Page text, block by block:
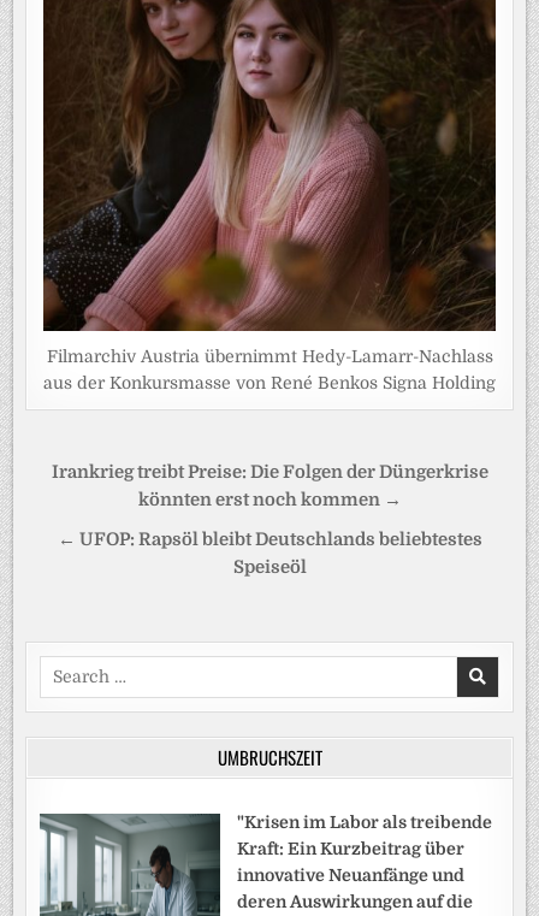
Filmarchiv Austria übernimmt Hedy-Lamarr-Nachlass
aus der Konkursmasse von René Benkos Signa Holding
Beitragsnavigation
Irankrieg treibt Preise: Die Folgen der Düngerkrise
könnten erst noch kommen →
← UFOP: Rapsöl bleibt Deutschlands beliebtestes
Speiseöl
Search
for:
UMBRUCHSZEIT
"Krisen im Labor als treibende
Kraft: Ein Kurzbeitrag über
innovative Neuanfänge und
deren Auswirkungen auf die